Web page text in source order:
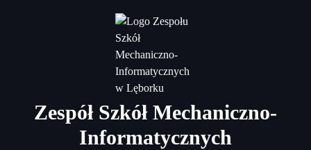
Zespół Szkół Mechaniczno-
Informatycznych